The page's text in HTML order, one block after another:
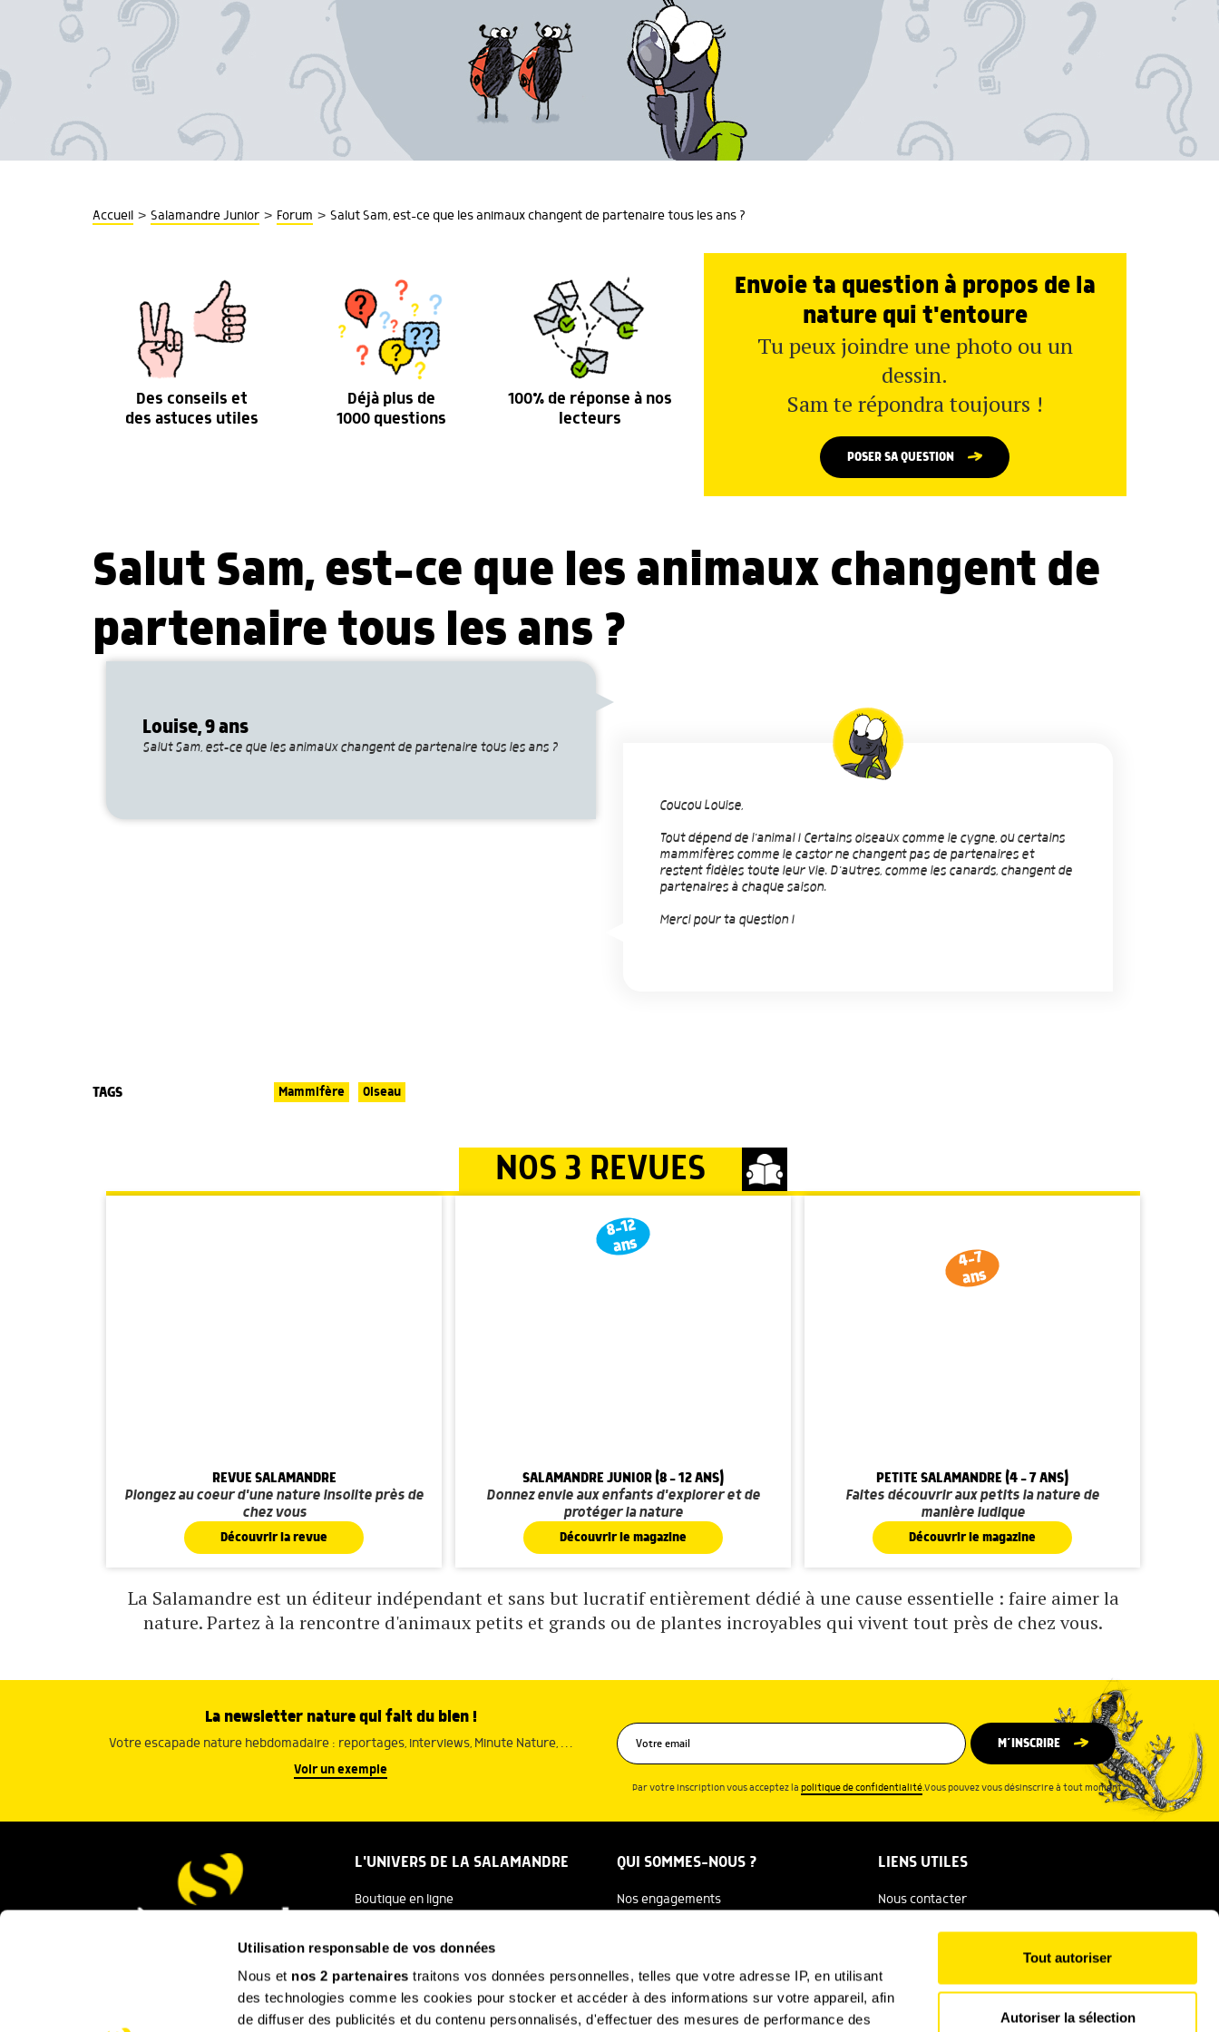
Utilisation responsable de vos données
Nous et nos 2 partenaires traitons vos données personnelles, telles que votre adresse IP, en utilisant
des technologies comme les cookies pour stocker et accéder à des informations sur votre appareil, afin
de diffuser des publicités et du contenu personnalisés, d'effectuer des mesures de performance des
Tout autoriser
Autoriser la sélection
Accueil > Salamandre Junior > Forum > Salut Sam, est-ce que les animaux changent de partenaire tous les ans ?
Des conseils et
des astuces utiles
Déjà plus de
1000 questions
100% de réponse à nos
lecteurs
Envoie ta question à propos de la
nature qui t'entoure
Tu peux joindre une photo ou un
dessin.
Sam te répondra toujours !
POSER SA QUESTION
Salut Sam, est-ce que les animaux changent de
partenaire tous les ans ?
Louise, 9 ans
Salut Sam, est-ce que les animaux changent de partenaire tous les ans ?
Coucou Louise,
Tout dépend de l'animal ! Certains oiseaux comme le cygne, ou certains
mammifères comme le castor ne changent pas de partenaires et
restent fidèles toute leur vie. D'autres, comme les canards, changent de
partenaires à chaque saison.
Merci pour ta question !
TAGS Mammifère Oiseau
NOS 3 REVUES
REVUE SALAMANDRE
Plongez au coeur d'une nature insolite près de
chez vous
Découvrir la revue
8-12
ans
SALAMANDRE JUNIOR (8 - 12 ANS)
Donnez envie aux enfants d'explorer et de
protéger la nature
Découvrir le magazine
4-7
ans
PETITE SALAMANDRE (4 - 7 ANS)
Faites découvrir aux petits la nature de
manière ludique
Découvrir le magazine
La Salamandre est un éditeur indépendant et sans but lucratif entièrement dédié à une cause essentielle : faire aimer la
nature. Partez à la rencontre d'animaux petits et grands ou de plantes incroyables qui vivent tout près de chez vous.
La newsletter nature qui fait du bien !
Votre escapade nature hebdomadaire : reportages, interviews, Minute Nature, …
Voir un exemple
M’INSCRIRE
Par votre inscription vous acceptez lapolitique de confidentialité.Vous pouvez vous désinscrire à tout moment.
L'UNIVERS DE LA SALAMANDRE
Boutique en ligne
Festival Salamandre
QUI SOMMES-NOUS ?
Nos engagements
L'équipe
LIENS UTILES
Nous contacter
Espace presse
Conditions générales d'utilisation